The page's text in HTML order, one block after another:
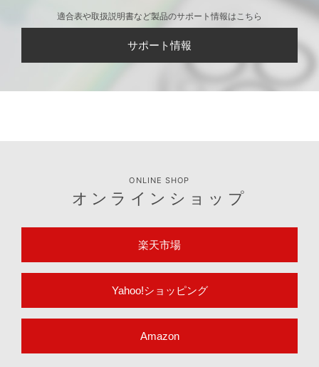
適合表や取扱説明書など製品のサポート情報はこちら
サポート情報
ONLINE SHOP
オンラインショップ
楽天市場
Yahoo!ショッピング
Amazon